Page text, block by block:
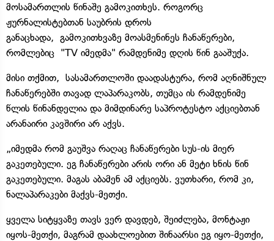
მოსამართლის წინაშე გამოკითხეს. როგორც
ჟურნალისტებთან საუბრის დროს
განაცხადა, გამოკითხვაზე მოასმენინეს ჩანაწერები,
რომლებიც "TV იმედმა" რამდენიმე დღის წინ გააშუქა.
მისი თქმით, სასამართლოში დაადასტურა, რომ აღნიშნულ
ჩანაწერებში თავად ლაპარაკობს, თუმცა ის რამდენიმე
წლის წინანდელია და მიმდინარე საპროტესტო აქციებთან
არანაირი კავშირი არ აქვს.
„იმედმა რომ გაუშვა რაღაც ჩანაწერები სუს-ის მიერ
გაკეთებული. ეგ ჩანაწერები არის ორი ან მეტი ხნის წინ
გაკეთებული. მაგას აბამენ ამ აქციებს. ვუთხარი, რომ კი,
ნალაპარაკები მაქვს-მეთქი.
ყველა სიტყვაზე თავს ვერ დავდებ, შეიძლება, მონტაჟი
იყოს-მეთქი, მაგრამ დაახლოებით შინაარსი ეგ იყო-მეთქი,